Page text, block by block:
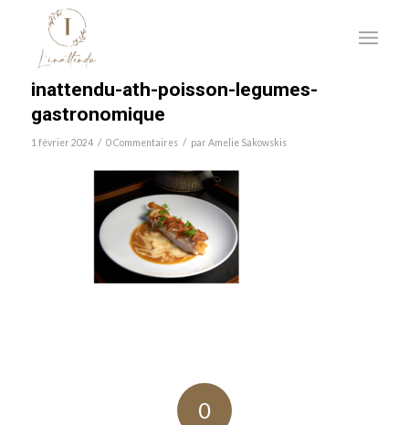
inattendu-ath-poisson-legumes-
gastronomique
1 février 2024 / 0 Commentaires / par Amelie Sakowskis
0